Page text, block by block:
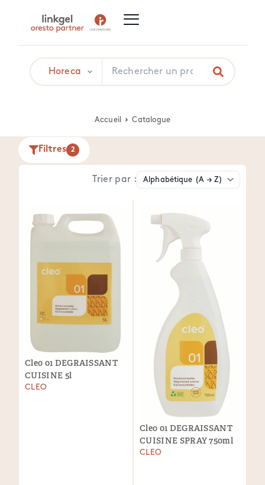
Accueil Catalogue
Filtres 2
Trier par :
Cleo 01 DEGRAISSANT
CUISINE 5l
CLEO
Cleo 01 DEGRAISSANT
CUISINE SPRAY 750ml
CLEO